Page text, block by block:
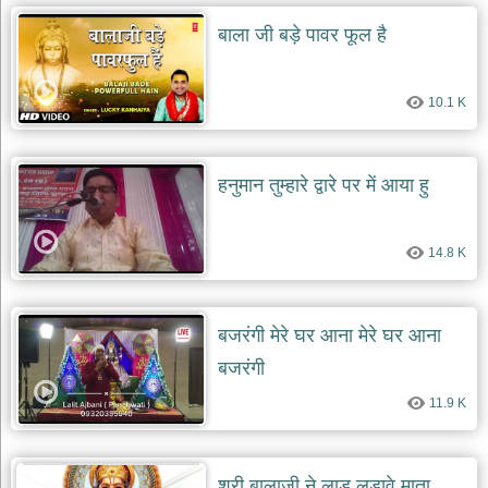
देश
भक्ति
भजन
patriotic
bhajans
खाटू
श्याम
भजन
khatu
shaym
bhajans
रानी
सती
दादी
भजन
sati
dadi
bhajans
बावा
बाला जी बड़े पावर फूल है
10.1 K
हनुमान तुम्हारे द्वारे पर में आया हु
14.8 K
बजरंगी मेरे घर आना मेरे घर आना
बजरंगी
11.9 K